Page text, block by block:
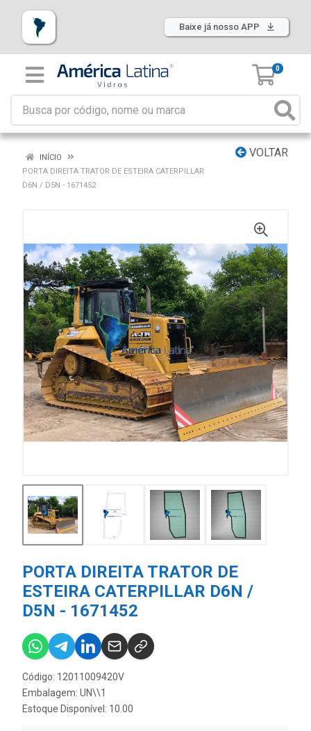
Baixe já nosso APP
0
VOLTAR
INÍCIO
PORTA DIREITA TRATOR DE ESTEIRA CATERPILLAR
D6N / D5N - 1671452
PORTA DIREITA TRATOR DE
ESTEIRA CATERPILLAR D6N /
D5N - 1671452
Código: 12011009420V
Embalagem: UN\\1
Estoque Disponível: 10.00